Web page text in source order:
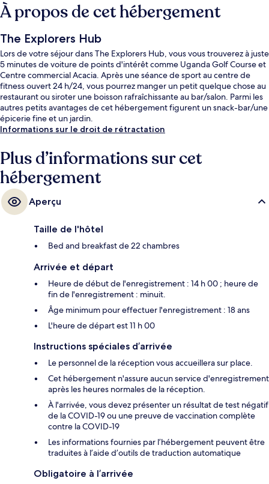
À propos de cet hébergement
The Explorers Hub
Lors de votre séjour dans The Explorers Hub, vous vous trouverez à juste
5 minutes de voiture de points d'intérêt comme Uganda Golf Course et
Centre commercial Acacia. Après une séance de sport au centre de
fitness ouvert 24 h/24, vous pourrez manger un petit quelque chose au
restaurant ou siroter une boisson rafraîchissante au bar/salon. Parmi les
autres petits avantages de cet hébergement figurent un snack-bar/une
épicerie fine et un jardin.
Informations sur le droit de rétractation
Plus d’informations sur cet
hébergement
Aperçu
Taille de l'hôtel
Bed and breakfast de 22 chambres
Arrivée et départ
Heure de début de l'enregistrement : 14 h 00 ; heure de
fin de l'enregistrement : minuit.
Âge minimum pour effectuer l'enregistrement : 18 ans
L'heure de départ est 11 h 00
Instructions spéciales d’arrivée
Le personnel de la réception vous accueillera sur place.
Cet hébergement n'assure aucun service d'enregistrement
après les heures normales de la réception.
À l'arrivée, vous devez présenter un résultat de test négatif
de la COVID-19 ou une preuve de vaccination complète
contre la COVID-19
Les informations fournies par l’hébergement peuvent être
traduites à l’aide d’outils de traduction automatique
Obligatoire à l’arrivée